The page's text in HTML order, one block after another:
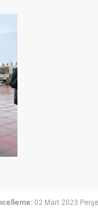
02 Mart 2023